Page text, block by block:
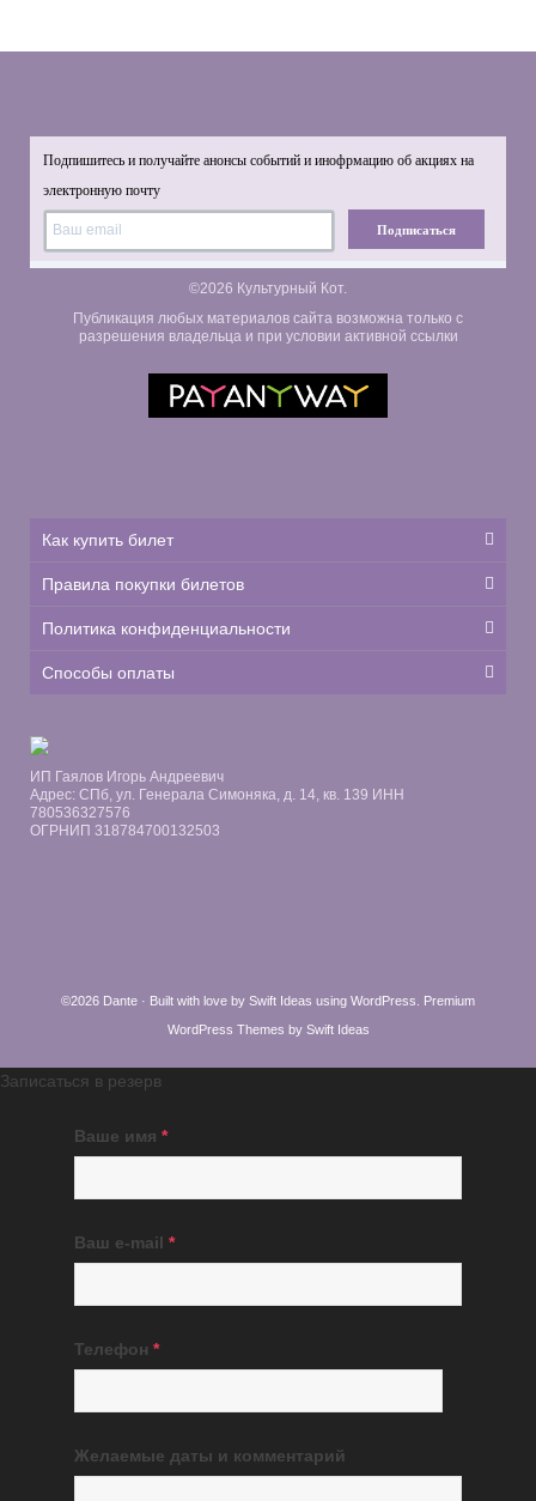
Подпишитесь и получайте анонсы событий и инофрмацию об акциях на
электронную почту
Подписаться
©2026 Культурный Кот.
Публикация любых материалов сайта возможна только с
разрешения владельца и при условии активной ссылки
Как купить билет
Правила покупки билетов
Политика конфиденциальности
Способы оплаты
ИП Гаялов Игорь Андреевич
Адрес: СПб, ул. Генерала Симоняка, д. 14, кв. 139 ИНН
780536327576
ОГРНИП 318784700132503
©2026 Dante · Built with love by Swift Ideas using WordPress
Premium
WordPress Themes by Swift Ideas
Записаться в резерв
Ваше имя *
Ваш e-mail *
Телефон *
Желаемые даты и комментарий